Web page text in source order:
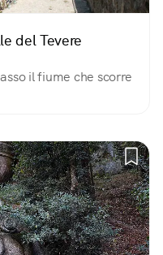
del Tevere
il fiume che scorre